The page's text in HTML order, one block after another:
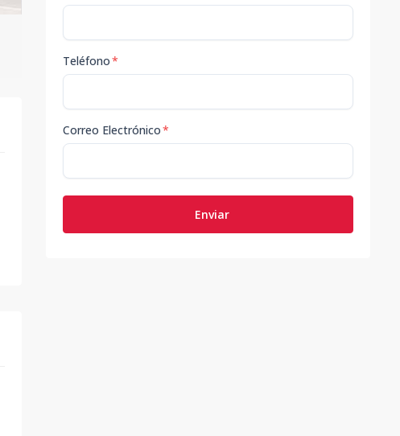
Teléfono*
Correo Electrónico*
Enviar